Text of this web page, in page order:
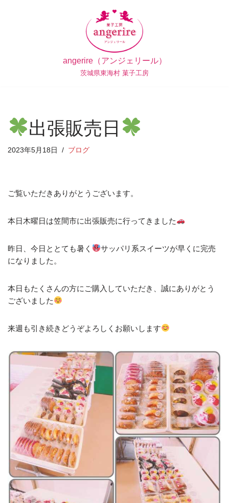
ッ
angerire（アンジェリール）
茨城県東海村 菓子工房
出張販売日
2023年5月18日 ブログ
ご覧いただきありがとうございます。
本日木曜日は笠間市に出張販売に行ってきました
昨日、今日ととても暑く
サッパリ系スイーツが早くに完売
になりました。
本日もたくさんの方にご購入していただき、誠にありがとう
ございました
来週も引き続きどうぞよろしくお願いします